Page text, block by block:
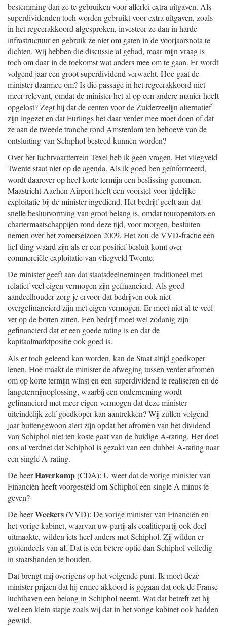
bestemming dan ze te gebruiken voor allerlei extra uitgaven. Als
superdividenden toch worden gebruikt voor extra uitgaven, zoals
in het regeerakkoord afgesproken, investeer ze dan in harde
infrastructuur en gebruik ze niet om gaten in de voorjaarsnota te
dichten. Wij hebben die discussie al gehad, maar mijn vraag is
toch om daar in de toekomst wat anders mee om te gaan. Er wordt
volgend jaar een groot superdividend verwacht. Hoe gaat de
minister daarmee om? Is die passage in het regeerakkoord niet
meer relevant, omdat de minister het al op een andere manier heeft
opgelost? Zegt hij dat de centen voor de Zuiderzeelijn alternatief
zijn ingezet en dat Eurlings het daar verder mee moet doen of dat
ze aan de tweede tranche rond Amsterdam ten behoeve van de
ontsluiting van Schiphol besteed kunnen worden?
Over het luchtvaartterrein Texel heb ik geen vragen. Het vliegveld
Twente staat niet op de agenda. Als ik goed ben geïnformeerd,
wordt daarover op heel korte termijn een beslissing genomen.
Maastricht Aachen Airport heeft een voorstel voor tijdelijke
exploitatie bij de minister ingediend. Het bedrijf geeft aan dat
snelle besluitvorming van groot belang is, omdat touroperators en
chartermaatschappijen rond deze tijd, voor morgen, besluiten
nemen over het zomerseizoen 2009. Het zou de VVD-fractie een
lief ding waard zijn als er een positief besluit komt over
commerciële exploitatie van vliegveld Twente.
De minister geeft aan dat staatsdeelnemingen traditioneel met
relatief veel eigen vermogen zijn gefinancierd. Als goed
aandeelhouder zorg je ervoor dat bedrijven ook niet
overgefinancierd zijn met eigen vermogen. Er moet niet al te veel
vet op de botten zitten. Een bedrijf moet wel zodanig zijn
gefinancierd dat er een goede rating is en dat de
kapitaalmarktpositie ook goed is.
Als er toch geleend kan worden, kan de Staat altijd goedkoper
lenen. Hoe maakt de minister de afweging tussen verder afromen
om op korte termijn winst en een superdividend te realiseren en de
langetermijnoplossing, waarbij een onderneming wordt
gefinancierd met meer eigen vermogen dat deze minister
uiteindelijk zelf goedkoper kan aantrekken? Wij zullen volgend
jaar buitengewoon alert zijn opdat het afromen van het dividend
van Schiphol niet ten koste gaat van de huidige A-rating. Het doet
ons al verdriet dat Schiphol is gezakt van een dubbel A-rating naar
een single A-rating.
De heerHaverkamp(CDA): U weet dat de vorige minister van
Financiën heeft voorgesteld om Schiphol een single A minus te
geven?
De heerWeekers(VVD): De vorige minister van Financiën en
het vorige kabinet, waarvan uw partij als coalitiepartij ook deel
uitmaakte, wilden iets heel anders met Schiphol. Zij wilden er
grotendeels van af. Dat is een betere optie dan Schiphol volledig
in staatshanden te houden.
Dat brengt mij overigens op het volgende punt. Ik moet deze
minister prijzen dat hij ermee akkoord is gegaan dat ook de Franse
luchthaven een belang in Schiphol neemt. Wat dat betreft zet hij
wel een klein stapje zoals wij dat in het vorige kabinet ook hadden
gewild.